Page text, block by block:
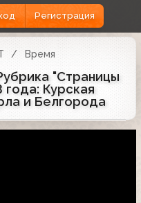
Регистрация
Время
"Страницы
года: Курская
и Белгорода